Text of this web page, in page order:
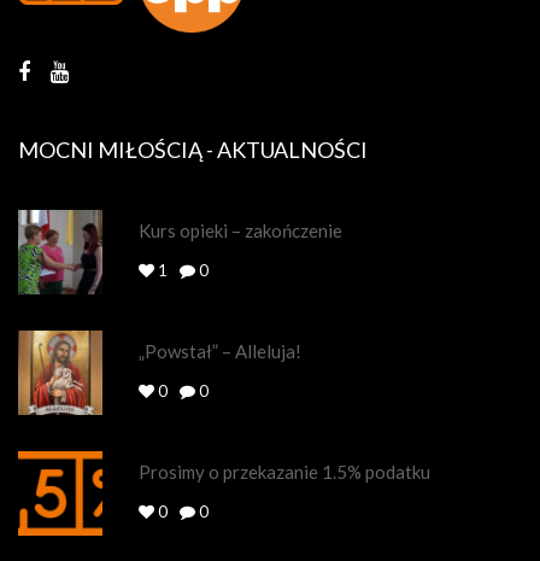
MOCNI MIŁOŚCIĄ - AKTUALNOŚCI
Kurs opieki – zakończenie
1 0
„Powstał” – Alleluja!
0 0
Prosimy o przekazanie 1.5% podatku
0 0